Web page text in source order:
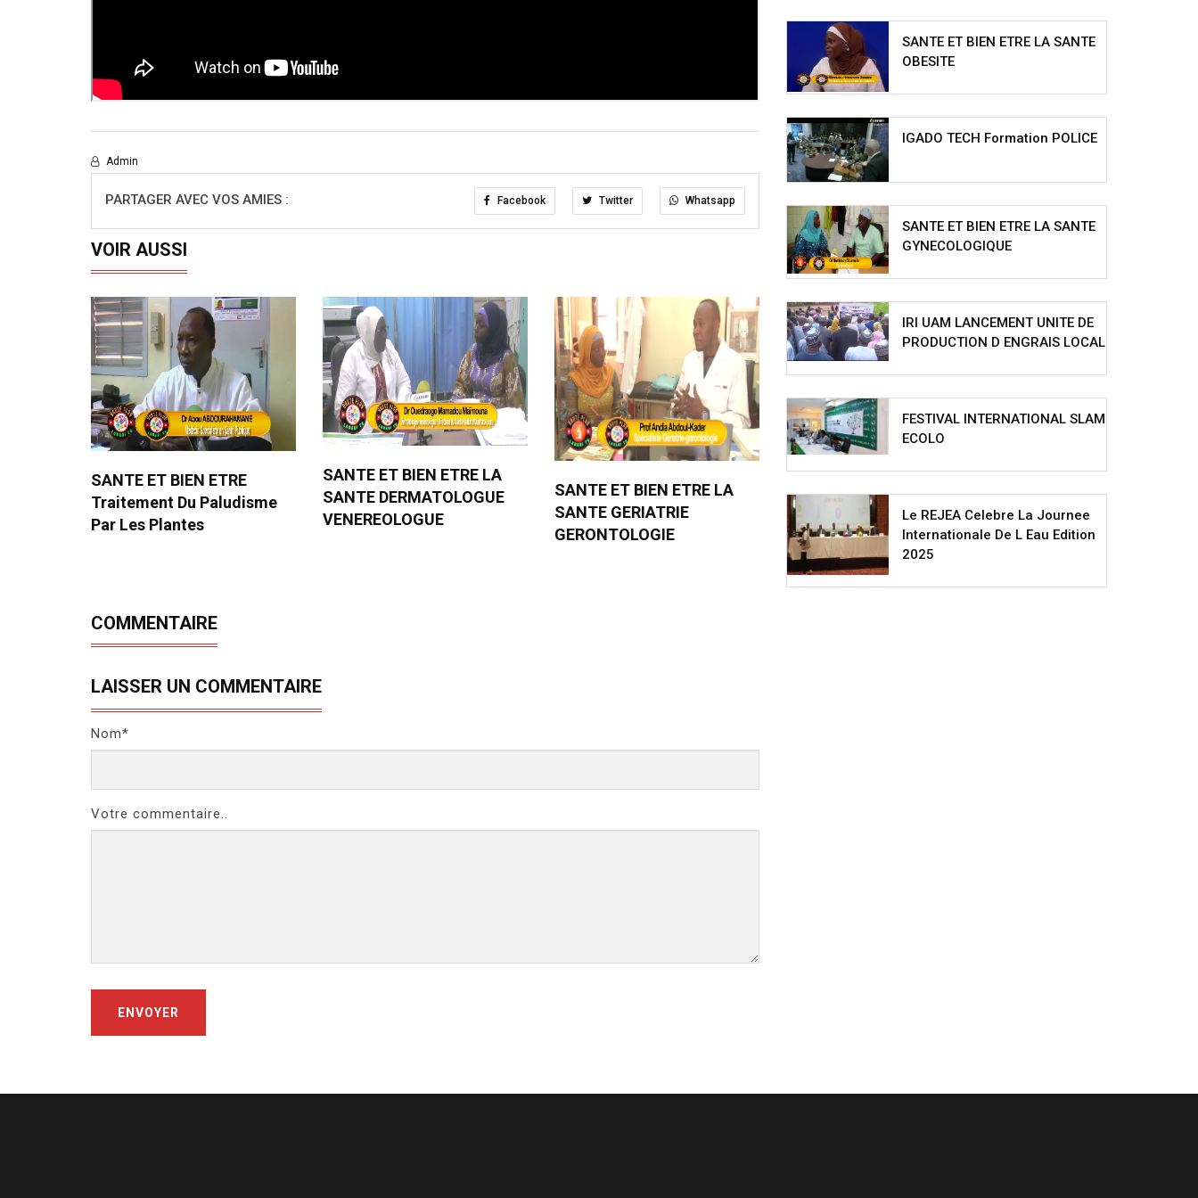
Admin
PARTAGER AVEC VOS AMIES : Facebook Twitter Whatsapp
VOIR AUSSI
SANTE ET BIEN ETRE
Traitement Du Paludisme
Par Les Plantes
SANTE ET BIEN ETRE LA
SANTE DERMATOLOGUE
VENEREOLOGUE
SANTE ET BIEN ETRE LA
SANTE GERIATRIE
GERONTOLOGIE
COMMENTAIRE
LAISSER UN COMMENTAIRE
Nom*
Votre commentaire..
ENVOYER
SANTE ET BIEN ETRE LA SANTE
OBESITE
IGADO TECH Formation POLICE
SANTE ET BIEN ETRE LA SANTE
GYNECOLOGIQUE
IRI UAM LANCEMENT UNITE DE
PRODUCTION D ENGRAIS LOCAL
FESTIVAL INTERNATIONAL SLAM
ECOLO
Le REJEA Celebre La Journee
Internationale De L Eau Edition
2025